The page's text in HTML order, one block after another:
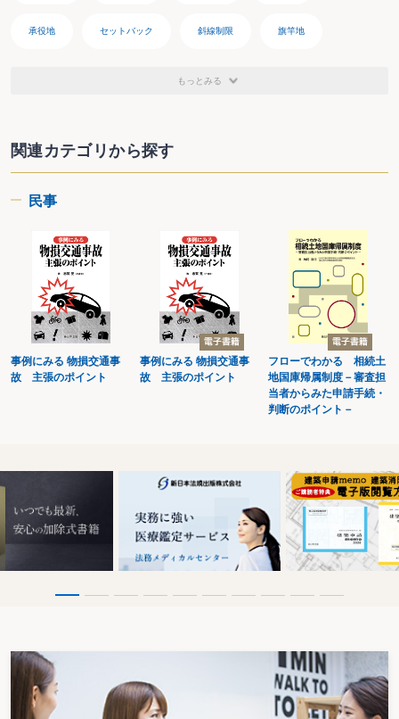
承役地 セットバック 斜線制限 旗竿地
弁護士対象書籍
登記官対象書籍 国税専門官対象書籍
もっとみる
関連カテゴリから探す
民事
事例にみる 物損交通事
故 主張のポイント
事例にみる 物損交通事
故 主張のポイント
フローでわかる 相続土
地国庫帰属制度－審査担
当者からみた申請手続・
判断のポイント－